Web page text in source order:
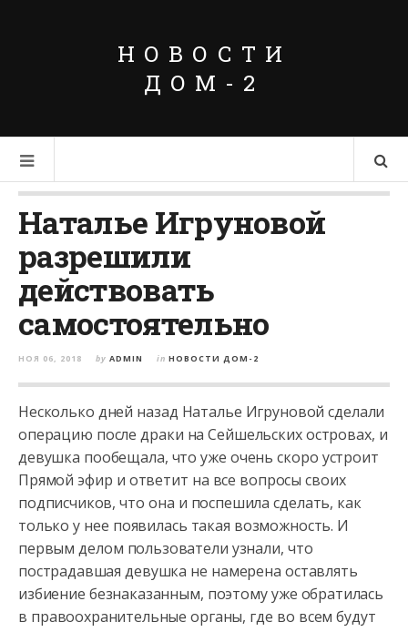
НОВОСТИ
ДОМ-2
Наталье Игруновой
разрешили
действовать
самостоятельно
НОЯ 06, 2018 by ADMIN in НОВОСТИ ДОМ-2
Несколько дней назад Наталье Игруновой сделали
операцию после драки на Сейшельских островах, и
девушка пообещала, что уже очень скоро устроит
Прямой эфир и ответит на все вопросы своих
подписчиков, что она и поспешила сделать, как
только у нее появилась такая возможность. И
первым делом пользователи узнали, что
пострадавшая девушка не намерена оставлять
избиение безнаказанным, поэтому уже обратилась
в правоохранительные органы, где во всем будут